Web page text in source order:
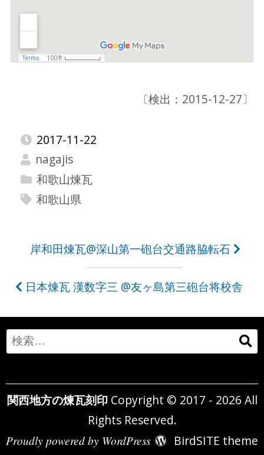
〔検出：2015-12-27〕
2017-11-22
nagajis
和歌山煉瓦
和歌山県
ナ
ビ
ゲ
ー
シ
ョ
岸和田煉瓦@深山第一砲台交通路脇転石
日本煉瓦 漢数字三 @友ヶ島第三砲台将校舎
Search
for:
関西地方の煉瓦刻印 Copyright © 2017 - 2026 All
Rights Reserved.
Proudly powered by WordPress
BirdSITE theme